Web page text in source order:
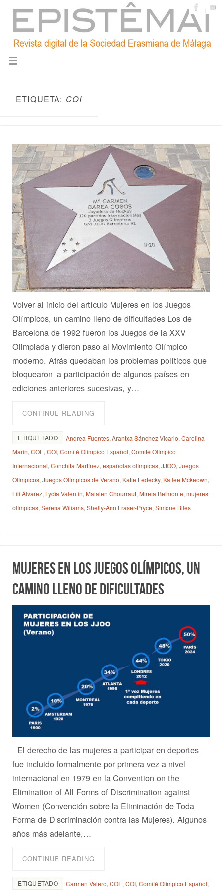
ETIQUETA: COI
Volver al inicio del artículo Mujeres en los Juegos
Olímpicos, un camino lleno de dificultades Los de
Barcelona de 1992 fueron los Juegos de la XXV
Olimpiada y dieron paso al Movimiento Olímpico
moderno. Atrás quedaban los problemas políticos que
bloquearon la participación de algunos países en
ediciones anteriores sucesivas, y…
CONTINUE READING
ETIQUETADO Andrea Fuentes,Arantxa Sánchez-Vicario,Carolina
Marín,COE,COI,Comité Olímpico Español,Comité Olímpico
Internacional,Conchita Martínez,españolas olímpicas,JJOO,Juegos
Olímpicos,Juegos Olímpicos de Verano, Katie Ledecky, Katlee Mckeown,
Lilí Álvarez, Lydia Valentín, Maialen Chourraut, Mireia Belmonte,mujeres
olímpicas,Serena Wiliams,Shelly-Ann Fraser-Pryce,Simone Biles
Mujeres en los Juegos Olímpicos, un
camino lleno de dificultades
El derecho de las mujeres a participar en deportes
fue incluido formalmente por primera vez a nivel
internacional en 1979 en la Convention on the
Elimination of All Forms of Discrimination against
Women (Convención sobre la Eliminación de Toda
Forma de Discriminación contra las Mujeres). Algunos
años más adelante,…
CONTINUE READING
ETIQUETADO Carmen Valero,COE,COI,Comité Olímpico Español,